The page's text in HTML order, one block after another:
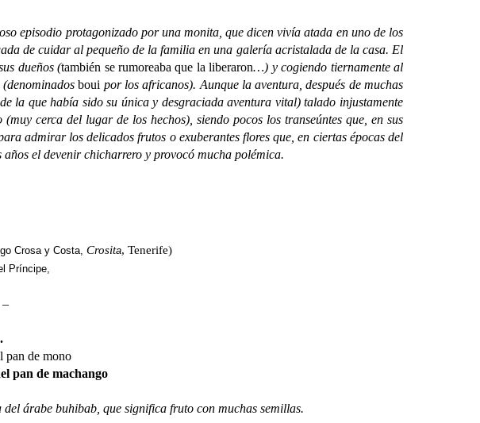
protagonizado por una monita, que dicen vivía atada en uno de los
de cuidar al pequeño de la familia en una galería acristalada de la casa. El
dueños (también se rumoreaba que la liberaron…) y cogiendo tiernamente al
(denominadosboui por los africanos). Aunque la aventura, después de muchas
la que había sido su única y desgraciada aventura vital) talado injustamente
cerca del lugar de los hechos), siendo pocos los transeúntes que, en sus
admirar los delicados frutos o exuberantes flores que, en ciertas épocas del
el devenir chicharrero y provocó mucha polémica.
Crosa y Costa, Crosita, Tenerife)
Príncipe,
–
pan de mono
pan de machango
árabe buhibab, que significa fruto con muchas semillas.